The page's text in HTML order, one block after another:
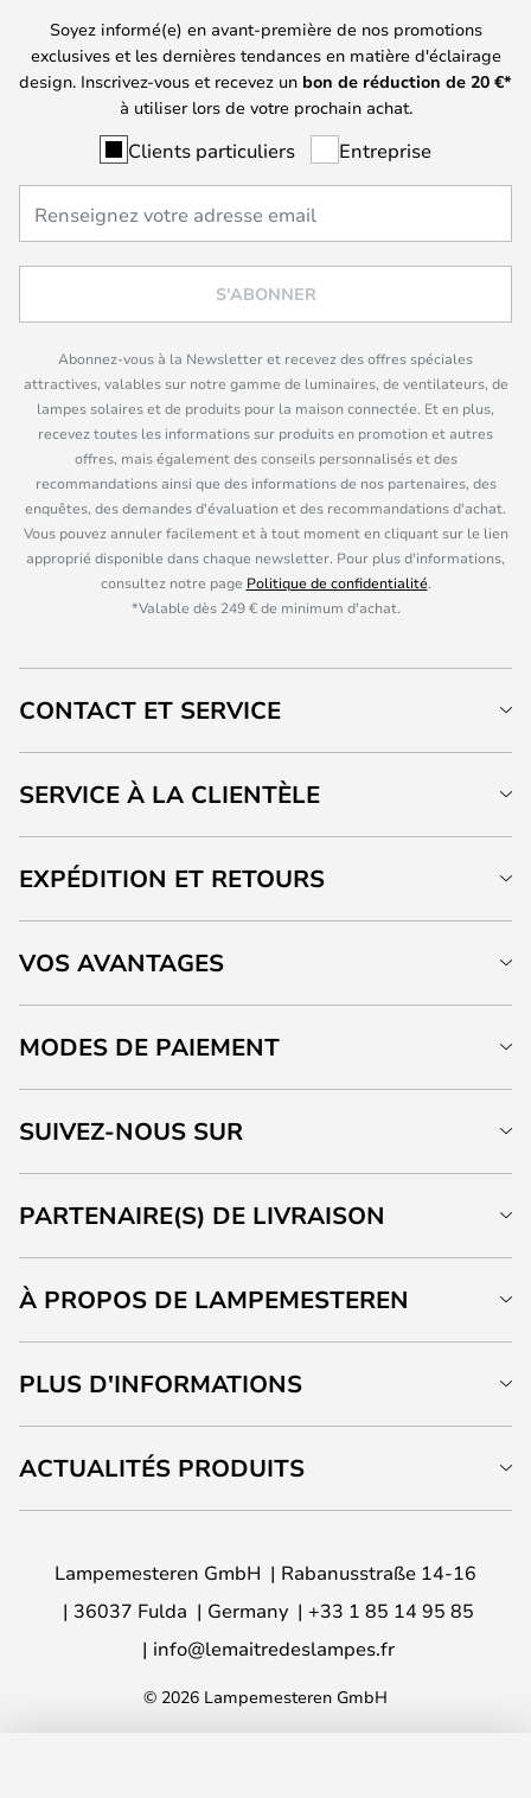
Soyez informé(e) en avant-première de nos promotions
exclusives et les dernières tendances en matière d'éclairage
design. Inscrivez-vous et recevez un bon de réduction de 20 €*
à utiliser lors de votre prochain achat.
Clients particuliers Entreprise
S'ABONNER
Abonnez-vous à la Newsletter et recevez des offres spéciales
attractives, valables sur notre gamme de luminaires, de ventilateurs, de
lampes solaires et de produits pour la maison connectée. Et en plus,
recevez toutes les informations sur produits en promotion et autres
offres, mais également des conseils personnalisés et des
recommandations ainsi que des informations de nos partenaires, des
enquêtes, des demandes d'évaluation et des recommandations d'achat.
Vous pouvez annuler facilement et à tout moment en cliquant sur le lien
approprié disponible dans chaque newsletter. Pour plus d'informations,
consultez notre page Politique de confidentialité.
*Valable dès 249 € de minimum d'achat.
CONTACT ET SERVICE
SERVICE À LA CLIENTÈLE
EXPÉDITION ET RETOURS
VOS AVANTAGES
MODES DE PAIEMENT
SUIVEZ-NOUS SUR
PARTENAIRE(S) DE LIVRAISON
À PROPOS DE LAMPEMESTEREN
PLUS D'INFORMATIONS
ACTUALITÉS PRODUITS
Lampemesteren GmbH
Rabanusstraße 14-16
36037 Fulda
Germany
+33 1 85 14 95 85
info@lemaitredeslampes.fr
© 2026 Lampemesteren GmbH